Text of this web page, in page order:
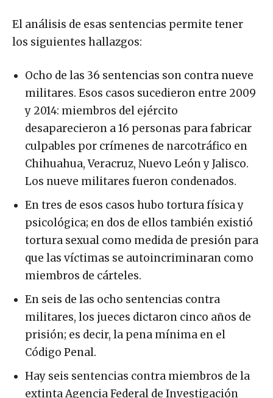
El análisis de esas sentencias permite tener
los siguientes hallazgos:
Ocho de las 36 sentencias son contra nueve
militares. Esos casos sucedieron entre 2009
y 2014: miembros del ejército
desaparecieron a 16 personas para fabricar
culpables por crímenes de narcotráfico en
Chihuahua, Veracruz, Nuevo León y Jalisco.
Los nueve militares fueron condenados.
En tres de esos casos hubo tortura física y
psicológica; en dos de ellos también existió
tortura sexual como medida de presión para
que las víctimas se autoincriminaran como
miembros de cárteles.
En seis de las ocho sentencias contra
militares, los jueces dictaron cinco años de
prisión; es decir, la pena mínima en el
Código Penal.
Hay seis sentencias contra miembros de la
extinta Agencia Federal de Investigación